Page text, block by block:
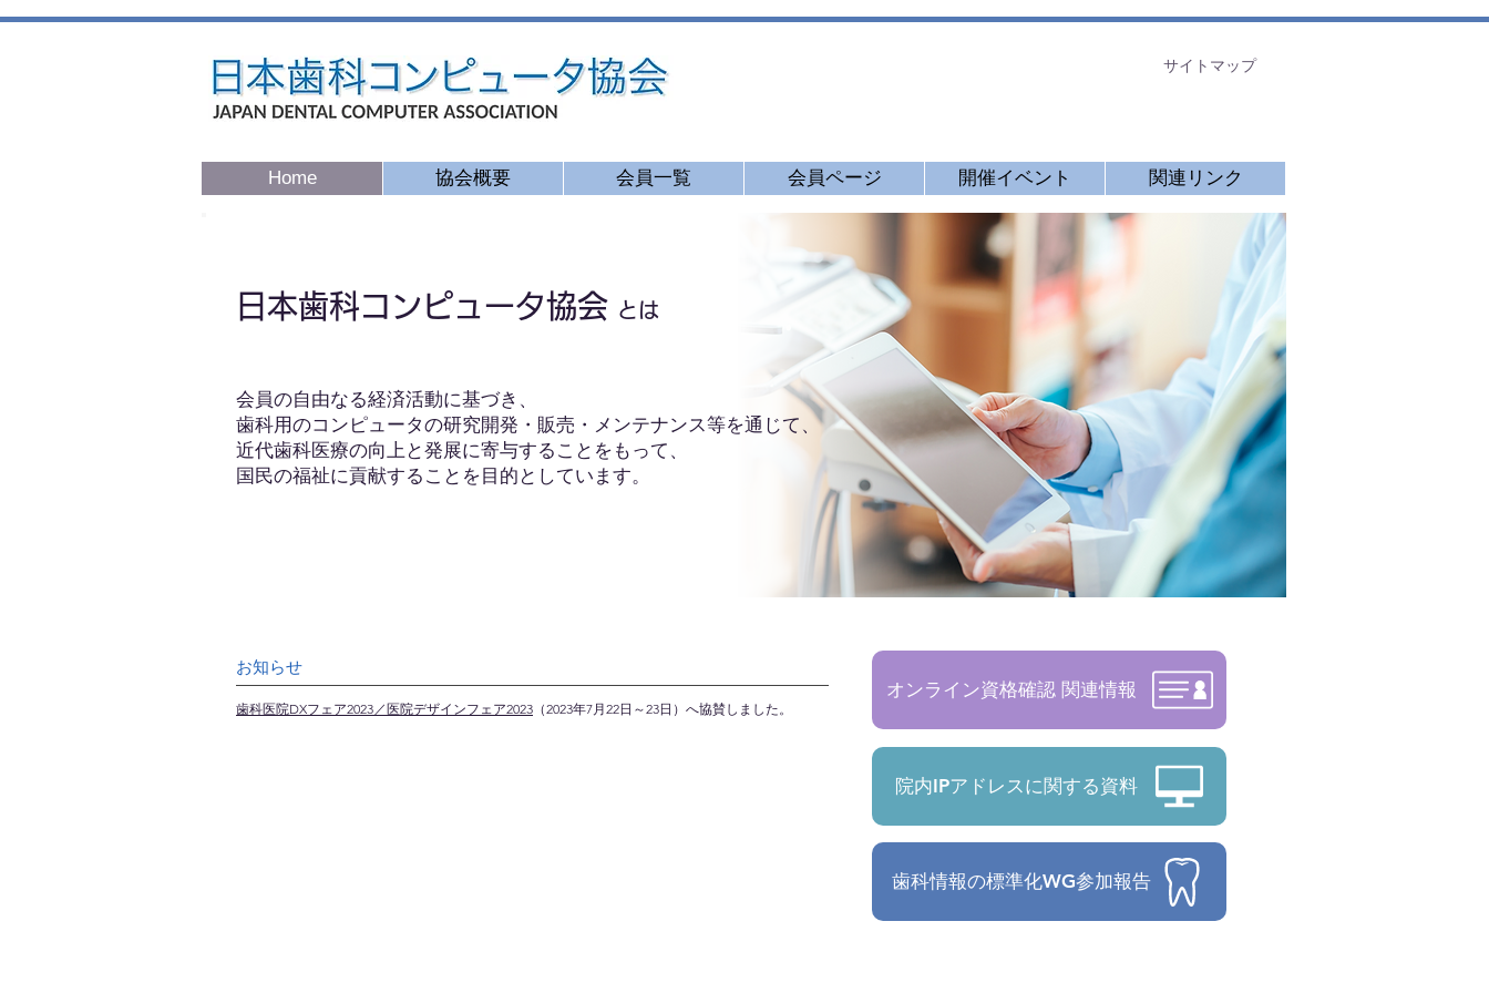
​サイトマップ
Home 協会概要 会員一覧 会員ページ 開催イベント 関連リンク
日本​歯科コンピュータ協会 とは
会員の自由なる経済活動に基づき、
歯科用のコンピュータの研究開発・販売・メンテナンス等を通じて、
近代歯科医療の向上と発展に寄与することをもって、
​国民の福祉に貢献することを目的としています。​
お知らせ
歯科医院DXフェア2023／医院デザインフェア2023 （2023年7月22日～23日）へ協賛しました。
オンライン資格確認 関連情報
院内IPアドレスに関する資料
歯科情報の標準化WG参加報告